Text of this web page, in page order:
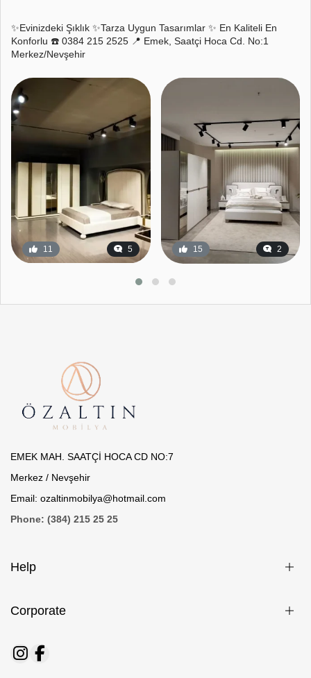
✨Evinizdeki Şıklık ✨Tarza Uygun Tasarımlar ✨ En Kaliteli En
Konforlu ☎️ 0384 215 2525 📍 Emek, Saatçi Hoca Cd. No:1
Merkez/Nevşehir
11 5 15 2
EMEK MAH. SAATÇİ HOCA CD NO:7
Merkez / Nevşehir
Email: ozaltinmobilya@hotmail.com
Phone: (384) 215 25 25
Help
Corporate